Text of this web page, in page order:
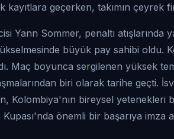
geçerken, takımın çeyrek
Yann Sommer, penaltı atışlarında
büyük pay sahibi oldu.
Maç boyunca sergilenen yüksek
biri olarak tarihe geçti.
Kolombiya'nın bireysel yetenekleri
önemli bir başarıya imza